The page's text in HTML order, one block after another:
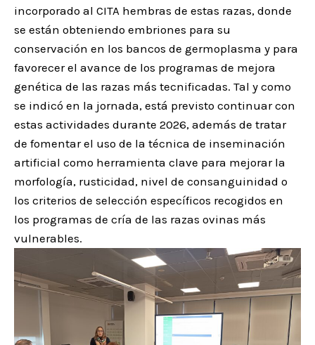
incorporado al CITA hembras de estas razas, donde
se están obteniendo embriones para su
conservación en los bancos de germoplasma y para
favorecer el avance de los programas de mejora
genética de las razas más tecnificadas. Tal y como
se indicó en la jornada, está previsto continuar con
estas actividades durante 2026, además de tratar
de fomentar el uso de la técnica de inseminación
artificial como herramienta clave para mejorar la
morfología, rusticidad, nivel de consanguinidad o
los criterios de selección específicos recogidos en
los programas de cría de las razas ovinas más
vulnerables.